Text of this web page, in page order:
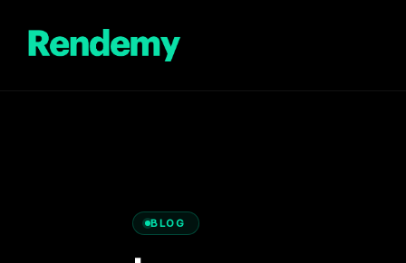
contenido
BLOG